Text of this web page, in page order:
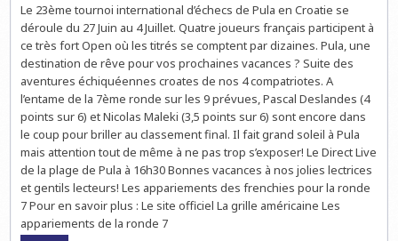
23ÈME
D’ÉCHECS
PULA:
LA
7
LIVE
À
Le 23ème tournoi international d’échecs de Pula en Croatie se
déroule du 27 Juin au 4 Juillet. Quatre joueurs français participent à
ce très fort Open où les titrés se comptent par dizaines. Pula, une
destination de rêve pour vos prochaines vacances ? Suite des
aventures échiquéennes croates de nos 4 compatriotes. A
l’entame de la 7ème ronde sur les 9 prévues, Pascal Deslandes (4
points sur 6) et Nicolas Maleki (3,5 points sur 6) sont encore dans
le coup pour briller au classement final. Il fait grand soleil à Pula
mais attention tout de même à ne pas trop s’exposer! Le Direct Live
de la plage de Pula à 16h30 Bonnes vacances à nos jolies lectrices
et gentils lecteurs! Les appariements des frenchies pour la ronde
7 Pour en savoir plus : Le site officiel La grille américaine Les
appariements de la ronde 7